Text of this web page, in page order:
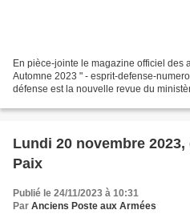
En pièce-jointe le magazine officiel des
Automne 2023 " - esprit-defense-numero-9-automne-2023.pdf Esprit
défense est la nouvelle revue du
Lundi 20 novembre
Paix
Publié le 24/11/2023 à 10:31
Par Anciens Poste aux Armées